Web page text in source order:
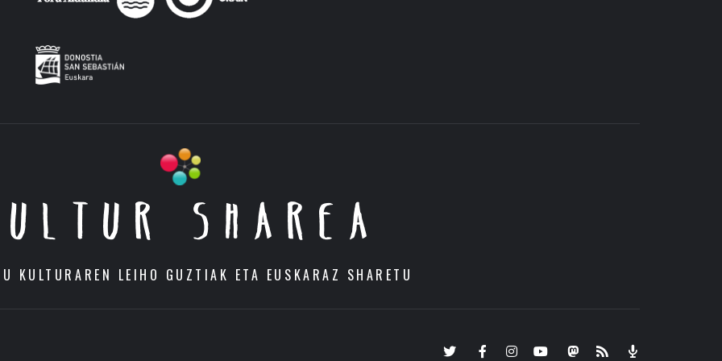
SHAREA
KULTURAREN LEIHO GUZTIAK ETA EUSKARAZ SHARETU
TwitterFacebookInstagramYoutubeMastodon.eus
RSS Podcast